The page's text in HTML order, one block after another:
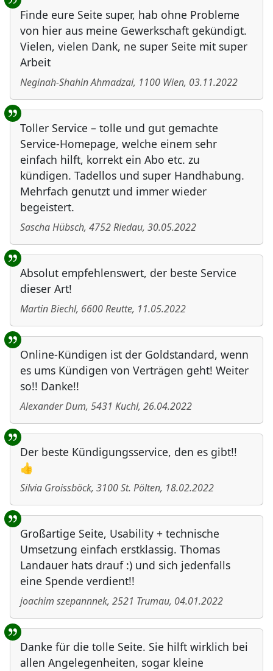
Finde eure Seite super, hab ohne Probleme
von hier aus meine Gewerkschaft gekündigt.
Vielen, vielen Dank, ne super Seite mit super
Arbeit
Neginah-Shahin Ahmadzai, 1100 Wien, 03.11.2022
Toller Service – tolle und gut gemachte
Service-Homepage, welche einem sehr
einfach hilft, korrekt ein Abo etc. zu
kündigen. Tadellos und super Handhabung.
Mehrfach genutzt und immer wieder
begeistert.
Sascha Hübsch, 4752Riedau, 30.05.2022
Absolut empfehlenswert, der beste Service
dieser Art!
Martin Biechl, 6600Reutte, 11.05.2022
Online-Kündigen ist der Goldstandard, wenn
es ums Kündigen von Verträgen geht! Weiter
so!! Danke!!
Alexander Dum, 5431 Kuchl, 26.04.2022
Der beste Kündigungsservice, den es gibt!!
👍
Silvia Groissböck, 3100St. Pölten, 18.02.2022
Großartige Seite, Usability + technische
Umsetzung einfach erstklassig. Thomas
Landauer hats drauf :) und sich jedenfalls
eine Spende verdient!!
joachim szepannnek, 2521 Trumau, 04.01.2022
Danke für die tolle Seite. Sie hilft wirklich bei
allen Angelegenheiten, sogar kleine